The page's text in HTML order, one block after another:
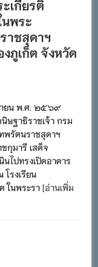
เกียรติ
พระ
าชสุดาฯ
ภูเก็ต จังหวัด
ยน พ.ศ. ๒๕๖๙
ษฐาธิราชเจ้า กรม
พรัตนราชสุดาฯ
กุมารี เสด็จ
นไปทรงเปิดอาคาร
รงเรียน
ในพระรา[อ่านเพิ่ม